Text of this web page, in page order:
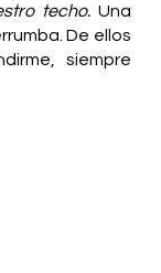
techo. Una
De ellos
siempre